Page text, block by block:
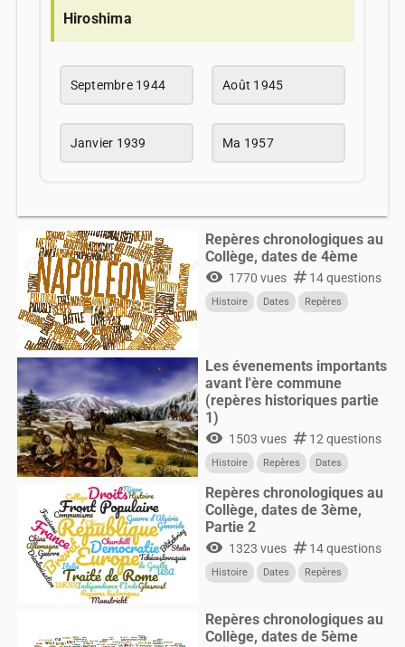
Hiroshima
Septembre 1944 Août 1945
Janvier 1939 Ma 1957
Repères chronologiques au
Collège, dates de 4ème
visibility 1770 vues numbers14 questions
Histoire Dates Repères
Les évenements importants
avant l'ère commune
(repères historiques partie
1)
visibility 1503 vues numbers12 questions
Histoire Repères Dates
Repères chronologiques au
Collège, dates de 3ème,
Partie 2
visibility 1323 vues numbers14 questions
Histoire Dates Repères
Repères chronologiques au
Collège, dates de 5ème